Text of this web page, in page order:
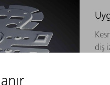
diş